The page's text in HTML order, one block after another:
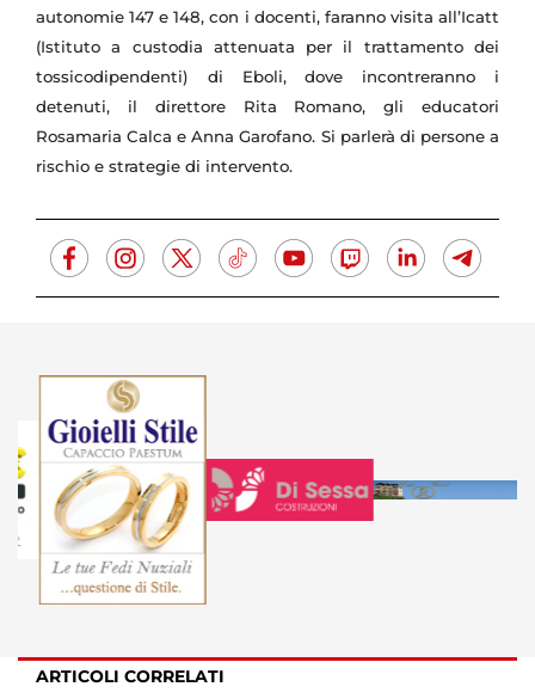
autonomie 147 e 148, con i docenti, faranno visita all’Icatt
(Istituto a custodia attenuata per il trattamento dei
tossicodipendenti) di Eboli, dove incontreranno i
detenuti, il direttore Rita Romano, gli educatori
Rosamaria Calca e Anna Garofano. Si parlerà di persone a
rischio e strategie di intervento.
ARTICOLI CORRELATI